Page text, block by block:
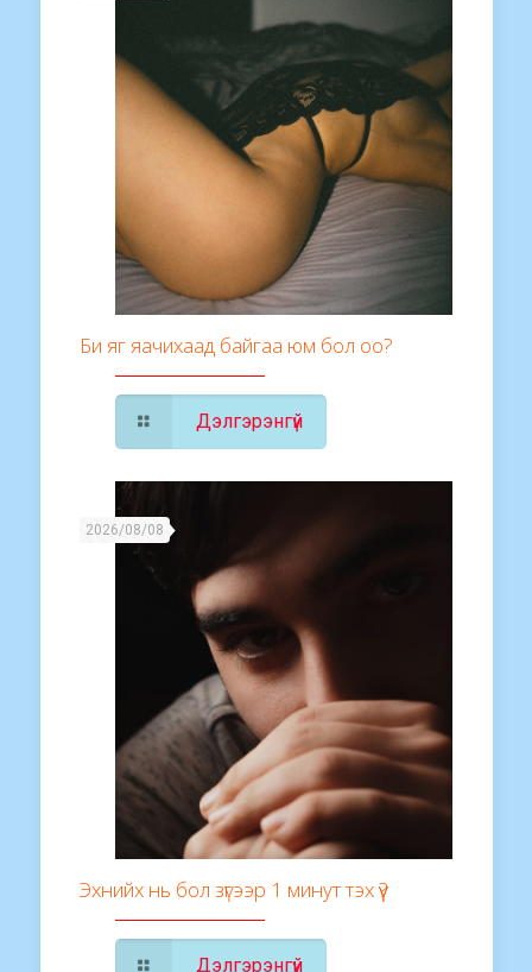
Би яг яачихаад байгаа юм бол оо?
Дэлгэрэнгүй
2026/08/08
Эхнийх нь бол зүгээр 1 минут тэх үү?
Дэлгэрэнгүй